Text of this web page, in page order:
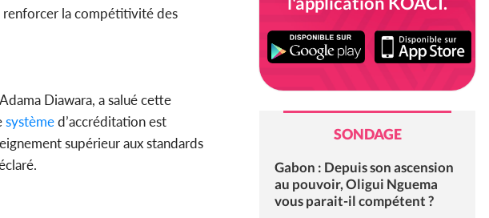
renforcer la compétitivité des
Diawara, a salué cette
systèmed’accréditation est
supérieur aux standards
SONDAGE
Gabon : Depuis son ascension
au pouvoir, Oligui Nguema
vous parait-il compétent ?